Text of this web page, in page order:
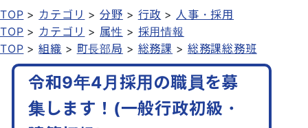
くらし 健康・福祉 教育・文化
行政 まちづくり
TOP カテゴリ 分野 行政
人事・採用
TOP
カテゴリ 属性
採用情報
TOP
組織 町長部局 総務課 総務課総務班
令和9年4月採用の職員を募
集します！(一般行政初級・